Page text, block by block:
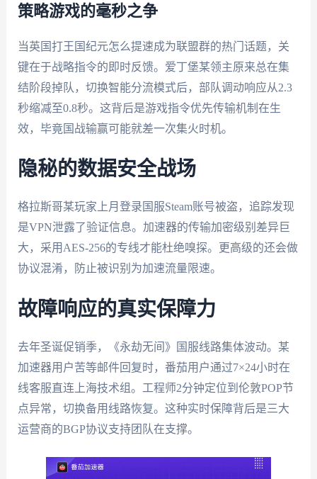
策略游戏的毫秒之争
当英国打王国纪元怎么提速成为联盟群的热门话题，关
键在于战略指令的即时反馈。爱丁堡某领主原来总在集
结阶段掉队，切换智能分流模式后，部队调动响应从2.3
秒缩减至0.8秒。这背后是游戏指令优先传输机制在生
效，毕竟国战输赢可能就差一次集火时机。
隐秘的数据安全战场
格拉斯哥某玩家上月登录国服Steam账号被盗，追踪发现
是VPN泄露了验证信息。加速器的传输加密级别差异巨
大，采用AES-256的专线才能杜绝嗅探。更高级的还会做
协议混淆，防止被识别为加速流量限速。
故障响应的真实保障力
去年圣诞促销季，《永劫无间》国服线路集体波动。某
加速器用户苦等邮件回复时，番茄用户通过7×24小时在
线客服直连上海技术组。工程师2分钟定位到伦敦POP节
点异常，切换备用线路恢复。这种实时保障背后是三大
运营商的BGP协议支持团队在支撑。